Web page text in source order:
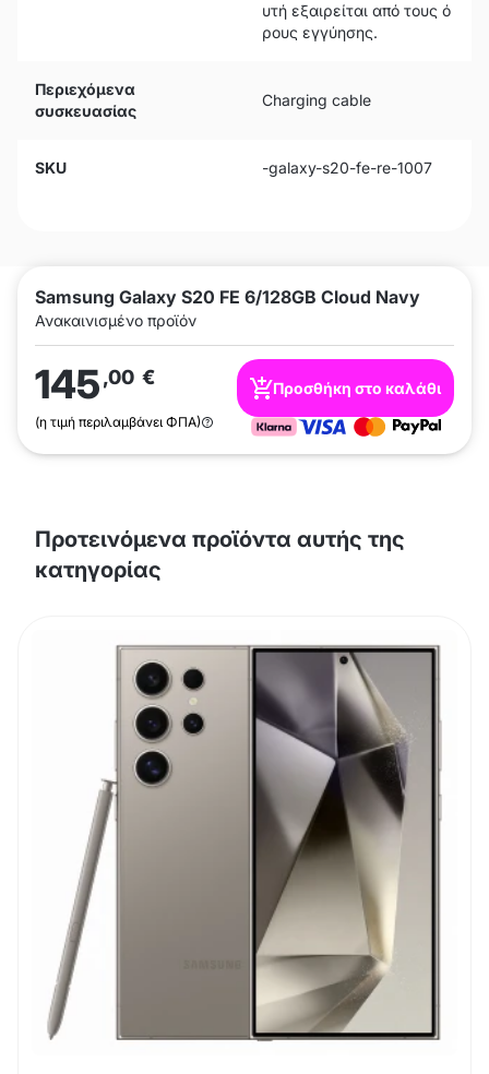
Samsung Galaxy S20 FE 6/128GB Cloud Navy
Ανακαινισμένο προϊόν
145,00 €
(η τιμή περιλαμβάνει ΦΠΑ)
Προσθήκη στο καλάθι
υτή εξαιρείται από τους ό
ρους εγγύησης.
Περιεχόμενα
συσκευασίας
Charging cable
SKU -galaxy-s20-fe-re-1007
Προτεινόμενα προϊόντα αυτής της
κατηγορίας